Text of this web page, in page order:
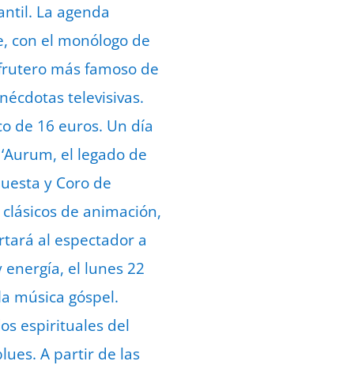
La agenda
con el monólogo de
más famoso de
televisivas.
de 16 euros. Un día
el legado de
y Coro de
de animación,
al espectador a
el lunes 22
música góspel.
espirituales del
A partir de las